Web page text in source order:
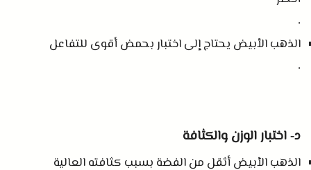
.
الذهب الأبيض يحتاج إلى اختبار بحمض أقوى للتفاعل
.
د- اختبار الوزن والكثافة
الذهب الأبيض أثقل من الفضة بسبب كثافته العالية